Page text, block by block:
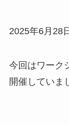
2025年6月28
今回はワーク
開催していま